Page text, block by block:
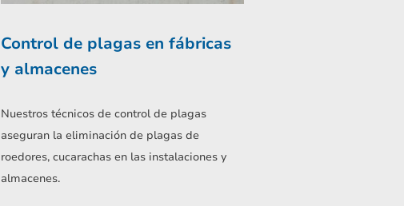
Control de plagas en fábricas
y almacenes
Nuestros técnicos de control de plagas
aseguran la eliminación de plagas de
roedores, cucarachas en las instalaciones y
almacenes.